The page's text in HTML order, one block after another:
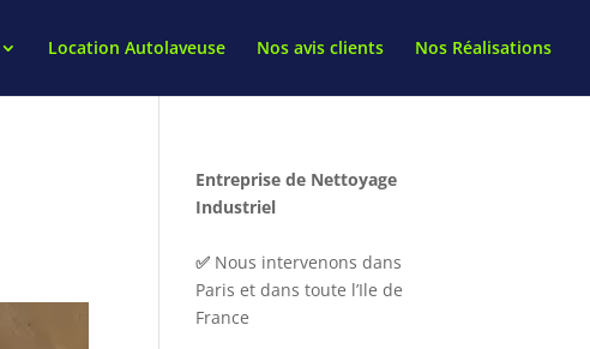
Location Autolaveuse Nos avis clients Nos Réalisations
Entreprise de Nettoyage
Industriel
✅ Nous intervenons dans
Paris et dans toute l’Ile de
France